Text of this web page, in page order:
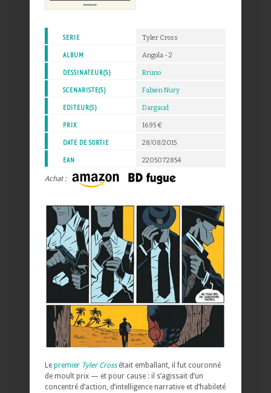
SERIE Tyler Cross
ALBUM Angola - 2
DESSINATEUR(S) Brüno
SCENARISTE(S) Fabien Nury
EDITEUR(S) Dargaud
PRIX 16.95 €
DATE DE SORTIE 28/08/2015
EAN 2205072854
Achat :
Le premier Tyler Crossétait emballant, il fut couronné
de moult prix — et pour cause : il s’agissait d’un
concentré d’action, d’intelligence narrative et d’habileté